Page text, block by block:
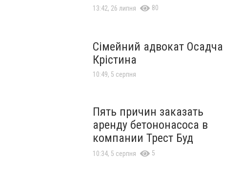
13:42, 26 липня 80
Сімейний адвокат Осадча
Крістина
10:49, 5 серпня
Пять причин заказать
аренду бетононасоса в
компании Трест Буд
10:34, 5 серпня 5